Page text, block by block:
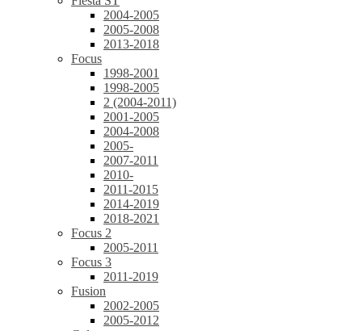
2004-2005
2005-2008
2013-2018
Focus
1998-2001
1998-2005
2 (2004-2011)
2001-2005
2004-2008
2005-
2007-2011
2010-
2011-2015
2014-2019
2018-2021
Focus 2
2005-2011
Focus 3
2011-2019
Fusion
2002-2005
2005-2012